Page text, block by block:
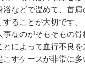
浴などで温めて、首肩
することが大切です。
事なのがそもそもの
とによって血行不良
こすケースが非常に